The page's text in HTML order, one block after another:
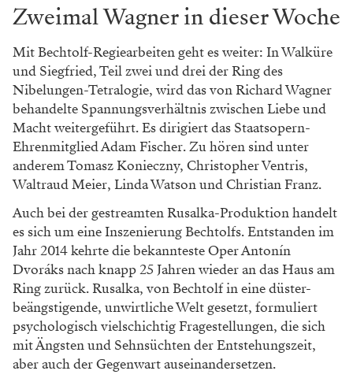
Zweimal Wagner in dieser Woche
Mit Bechtolf-Regiearbeiten geht es weiter: In Walküre
und Siegfried, Teil zwei und drei der Ring des
Nibelungen-Tetralogie, wird das von Richard Wagner
behandelte Spannungsverhältnis zwischen Liebe und
Macht weitergeführt. Es dirigiert das Staatsopern-
Ehrenmitglied Adam Fischer. Zu hören sind unter
anderem Tomasz Konieczny, Christopher Ventris,
Waltraud Meier, Linda Watson und Christian Franz.
Auch bei der gestreamten Rusalka-Produktion handelt
es sich um eine Inszenierung Bechtolfs. Entstanden im
Jahr 2014 kehrte die bekannteste Oper Antonín
Dvoráks nach knapp 25 Jahren wieder an das Haus am
Ring zurück. Rusalka, von Bechtolf in eine düster-
beängstigende, unwirtliche Welt gesetzt, formuliert
psychologisch vielschichtig Fragestellungen, die sich
mit Ängsten und Sehnsüchten der Entstehungszeit,
aber auch der Gegenwart auseinandersetzen.